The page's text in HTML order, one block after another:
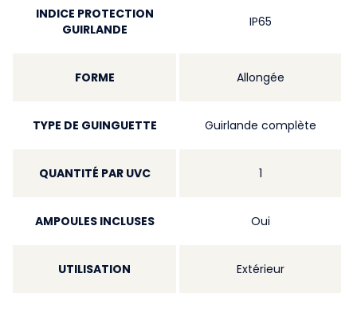
INDICE PROTECTION
GUIRLANDE
IP65
FORME Allongée
TYPE DE GUINGUETTE Guirlande complète
QUANTITÉ PAR UVC 1
AMPOULES INCLUSES Oui
UTILISATION Extérieur